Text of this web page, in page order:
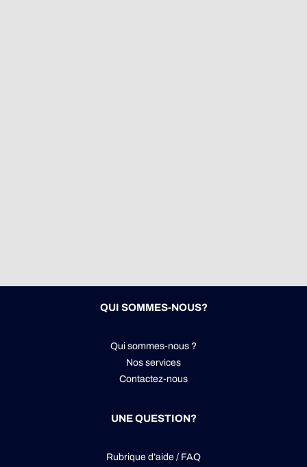
QUI SOMMES-NOUS?
Qui sommes-nous ?
Nos services
Contactez-nous
UNE QUESTION?
Rubrique d’aide / FAQ